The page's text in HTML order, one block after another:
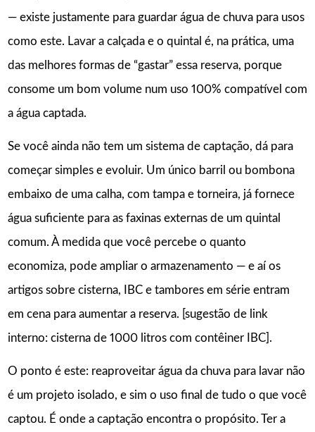
— existe justamente para guardar água de chuva para usos
como este. Lavar a calçada e o quintal é, na prática, uma
das melhores formas de “gastar” essa reserva, porque
consome um bom volume num uso 100% compatível com
a água captada.
Se você ainda não tem um sistema de captação, dá para
começar simples e evoluir. Um único barril ou bombona
embaixo de uma calha, com tampa e torneira, já fornece
água suficiente para as faxinas externas de um quintal
comum. À medida que você percebe o quanto
economiza, pode ampliar o armazenamento — e aí os
artigos sobre cisterna, IBC e tambores em série entram
em cena para aumentar a reserva. [sugestão de link
interno: cisterna de 1000 litros com contêiner IBC].
O ponto é este: reaproveitar água da chuva para lavar não
é um projeto isolado, e sim o uso final de tudo o que você
captou. É onde a captação encontra o propósito. Ter a